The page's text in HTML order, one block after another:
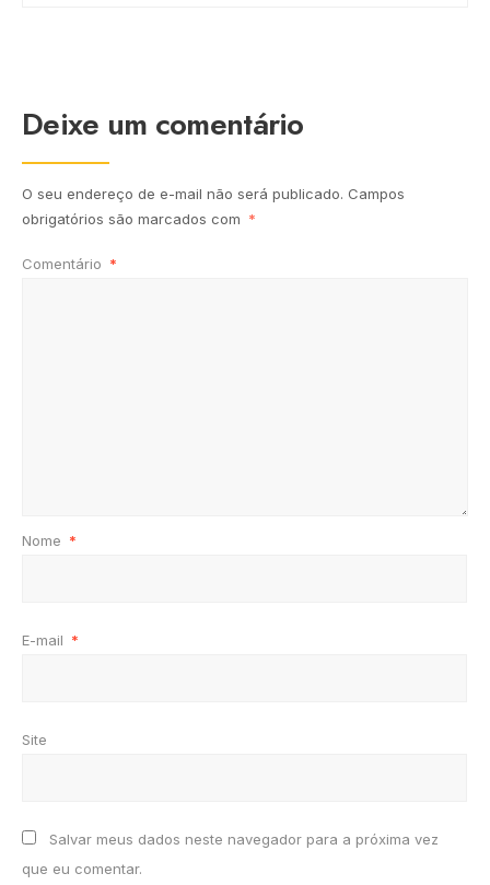
Deixe um comentário
O seu endereço de e-mail não será publicado. Campos
obrigatórios são marcados com *
Comentário *
Nome *
E-mail *
Site
Salvar meus dados neste navegador para a próxima vez
que eu comentar.